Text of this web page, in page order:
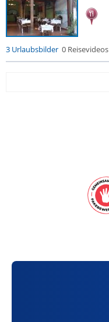
3 Urlaubsbilder 0 Reisevideos